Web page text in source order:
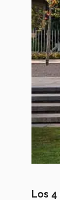
Los